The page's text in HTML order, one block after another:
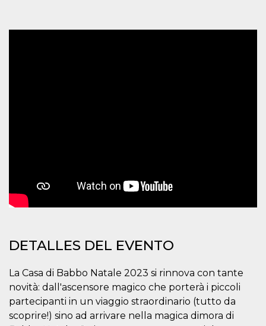
DETALLES DEL EVENTO
La Casa di Babbo Natale 2023 si rinnova con tante
novità: dall'ascensore magico che porterà i piccoli
partecipanti in un viaggio straordinario (tutto da
scoprire!) sino ad arrivare nella magica dimora di
específico del
Script.com
utiliza esta
cookie para
recordar las
preferencias de
consentimiento
de cookies de